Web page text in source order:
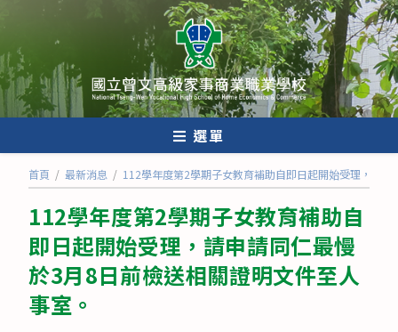
轉
至
主
要
內
選單
首頁 / 最新消息 / 112學年度第2學期子女教育補助自即日起開始受理，請
112學年度第2學期子女教育補助自
即日起開始受理，請申請同仁最慢
於3月8日前檢送相關證明文件至人
事室。